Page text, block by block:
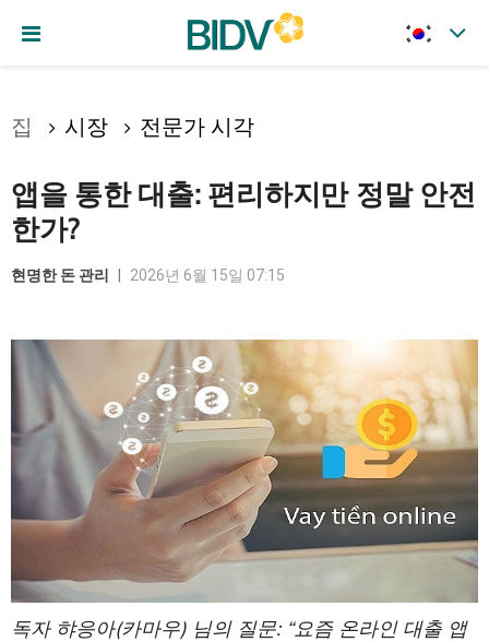
집 시장 전문가 시각
앱을 통한 대출: 편리하지만 정말 안전
한가?
현명한 돈 관리 2026년 6월 15일 07:15
독자 햐응아(카마우) 님의 질문: “요즘 온라인 대출 앱
Gửi 논평